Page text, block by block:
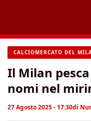
contenuto
CALCIOMERCATO DEL
Il Milan
nomi nel
27 Agosto 2025 - 17:30di